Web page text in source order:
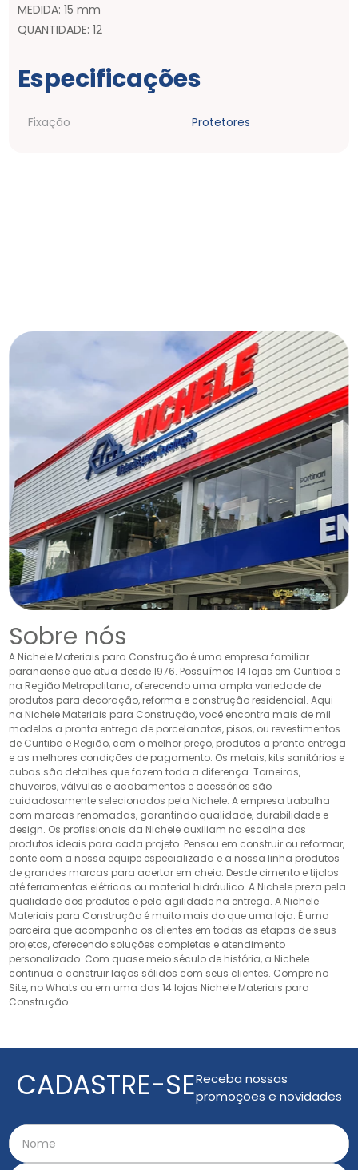
MEDIDA: 15 mm
QUANTIDADE: 12
Especificações
Fixação Protetores
Sobre nós
A Nichele Materiais para Construção é uma empresa familiar
paranaense que atua desde 1976. Possuímos 14 lojas em Curitiba e
na Região Metropolitana, oferecendo uma ampla variedade de
produtos para decoração, reforma e construção residencial. Aqui
na Nichele Materiais para Construção, você encontra mais de mil
modelos a pronta entrega de porcelanatos, pisos, ou revestimentos
de Curitiba e Região, com o melhor preço, produtos a pronta entrega
e as melhores condições de pagamento. Os metais, kits sanitários e
cubas são detalhes que fazem toda a diferença. Torneiras,
chuveiros, válvulas e acabamentos e acessórios são
cuidadosamente selecionados pela Nichele. A empresa trabalha
com marcas renomadas, garantindo qualidade, durabilidade e
design. Os profissionais da Nichele auxiliam na escolha dos
produtos ideais para cada projeto. Pensou em construir ou reformar,
conte com a nossa equipe especializada e a nossa linha produtos
de grandes marcas para acertar em cheio. Desde cimento e tijolos
até ferramentas elétricas ou material hidráulico. A Nichele preza pela
qualidade dos produtos e pela agilidade na entrega. A Nichele
Materiais para Construção é muito mais do que uma loja. É uma
parceira que acompanha os clientes em todas as etapas de seus
projetos, oferecendo soluções completas e atendimento
personalizado. Com quase meio século de história, a Nichele
continua a construir laços sólidos com seus clientes. Compre no
Site, no Whats ou em uma das 14 lojas Nichele Materiais para
Construção.
CADASTRE-SEReceba nossas
promoções e novidades